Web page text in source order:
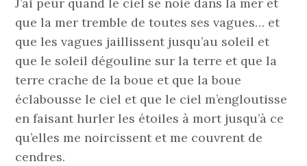
que la mer tremble de toutes ses vagues… et
que les vagues jaillissent jusqu’au soleil et
que le soleil dégouline sur la terre et que la
terre crache de la boue et que la boue
éclabousse le ciel et que le ciel m’engloutisse
en faisant hurler les étoiles à mort jusqu’à ce
qu’elles me noircissent et me couvrent de
cendres.